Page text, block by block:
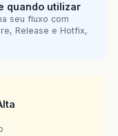
quando utilizar
seu fluxo com
Release e Hotfix,